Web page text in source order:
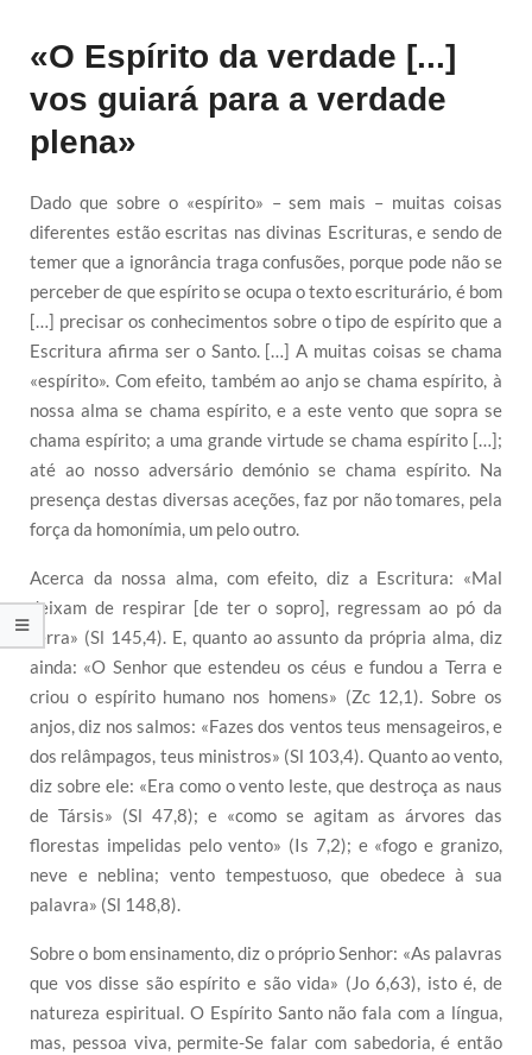
«O Espírito da verdade [...]
vos guiará para a verdade
plena»
Dado que sobre o «espírito» – sem mais – muitas coisas
diferentes estão escritas nas divinas Escrituras, e sendo de
temer que a ignorância traga confusões, porque pode não se
perceber de que espírito se ocupa o texto escriturário, é bom
[…] precisar os conhecimentos sobre o tipo de espírito que a
Escritura afirma ser o Santo. […] A muitas coisas se chama
«espírito». Com efeito, também ao anjo se chama espírito, à
nossa alma se chama espírito, e a este vento que sopra se
chama espírito; a uma grande virtude se chama espírito […];
até ao nosso adversário demónio se chama espírito. Na
presença destas diversas aceções, faz por não tomares, pela
força da homonímia, um pelo outro.
Acerca da nossa alma, com efeito, diz a Escritura: «Mal
deixam de respirar [de ter o sopro], regressam ao pó da
terra» (Sl 145,4). E, quanto ao assunto da própria alma, diz
ainda: «O Senhor que estendeu os céus e fundou a Terra e
criou o espírito humano nos homens» (Zc 12,1). Sobre os
anjos, diz nos salmos: «Fazes dos ventos teus mensageiros, e
dos relâmpagos, teus ministros» (Sl 103,4). Quanto ao vento,
diz sobre ele: «Era como o vento leste, que destroça as naus
de Társis» (Sl 47,8); e «como se agitam as árvores das
florestas impelidas pelo vento» (Is 7,2); e «fogo e granizo,
neve e neblina; vento tempestuoso, que obedece à sua
palavra» (Sl 148,8).
Sobre o bom ensinamento, diz o próprio Senhor: «As palavras
que vos disse são espírito e são vida» (Jo 6,63), isto é, de
natureza espiritual. O Espírito Santo não fala com a língua,
mas, pessoa viva, permite-Se falar com sabedoria, é então